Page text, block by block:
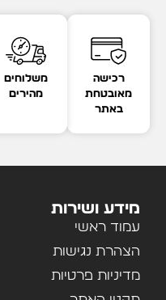
רכישה
מאובטחת
באתר
משלוחים
מהירים
מידע ושירות
עמוד ראשי
הצהרת נגישות
מדיניות פרטיות